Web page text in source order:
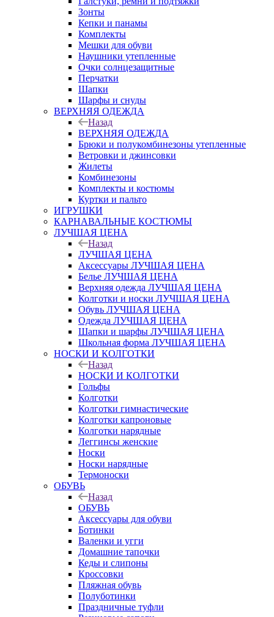
Зонты
Кепки и панамы
Комплекты
Мешки для обуви
Наушники утепленные
Очки солнцезащитные
Перчатки
Шапки
Шарфы и снуды
ВЕРХНЯЯ ОДЕЖДА
Назад
ВЕРХНЯЯ ОДЕЖДА
Брюки и полукомбинезоны утепленные
Ветровки и джинсовки
Жилеты
Комбинезоны
Комплекты и костюмы
Куртки и пальто
ИГРУШКИ
КАРНАВАЛЬНЫЕ КОСТЮМЫ
ЛУЧШАЯ ЦЕНА
Назад
ЛУЧШАЯ ЦЕНА
Аксессуары ЛУЧШАЯ ЦЕНА
Белье ЛУЧШАЯ ЦЕНА
Верхняя одежда ЛУЧШАЯ ЦЕНА
Колготки и носки ЛУЧШАЯ ЦЕНА
Обувь ЛУЧШАЯ ЦЕНА
Одежда ЛУЧШАЯ ЦЕНА
Шапки и шарфы ЛУЧШАЯ ЦЕНА
Школьная форма ЛУЧШАЯ ЦЕНА
НОСКИ И КОЛГОТКИ
Назад
НОСКИ И КОЛГОТКИ
Гольфы
Колготки
Колготки гимнастические
Колготки капроновые
Колготки нарядные
Леггинсы женские
Носки
Носки нарядные
Термоноски
ОБУВЬ
Назад
ОБУВЬ
Аксессуары для обуви
Ботинки
Валенки и угги
Домашние тапочки
Кеды и слипоны
Кроссовки
Пляжная обувь
Полуботинки
Праздничные туфли